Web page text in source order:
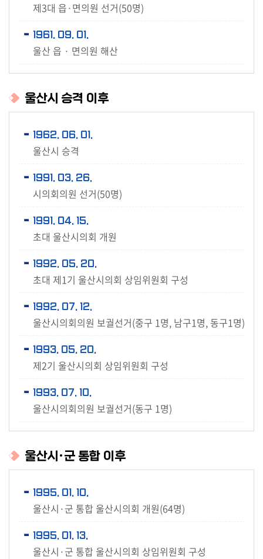
소
회
기
활
의
료
구
장
의
보
공
안
제3대 읍·면의원 선거(50명)
1961. 09. 01.
울산 읍 · 면의원 해산
울산시 승격 이후
1962. 06. 01.
울산시 승격
1991. 03. 26.
시의회의원 선거(50명)
1991. 04. 15.
초대 울산시의회 개원
1992. 05. 20.
초대 제1기 울산시의회 상임위원회 구성
1992. 07. 12.
울산시의회의원 보궐선거(중구 1명, 남구1명, 동구1명)
1993. 05. 20.
제2기 울산시의회 상임위원회 구성
1993. 07. 10.
울산시의회의원 보궐선거(동구 1명)
울산시·군 통합 이후
1995. 01. 10.
울산시·군 통합 울산시의회 개원(64명)
1995. 01. 13.
울산시·군 통합 울산시의회 상임위원회 구성